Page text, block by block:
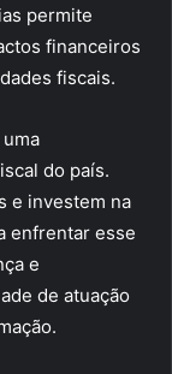
permite
financeiros
fiscais.
do país.
e investem na
enfrentar esse
e
de atuação